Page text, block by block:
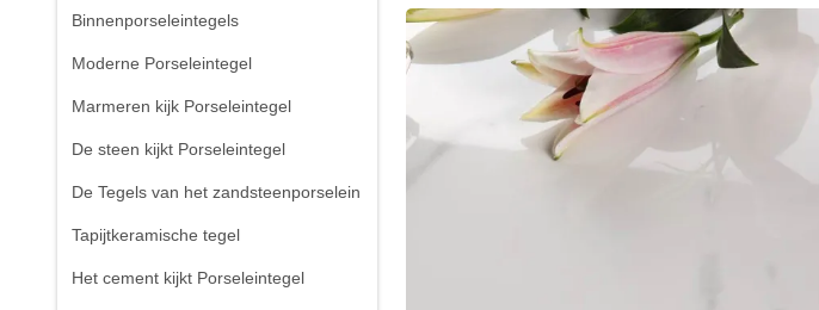
Binnenporseleintegels
Moderne Porseleintegel
Marmeren kijk Porseleintegel
De steen kijkt Porseleintegel
De Tegels van het zandsteenporselein
Tapijtkeramische tegel
Het cement kijkt Porseleintegel